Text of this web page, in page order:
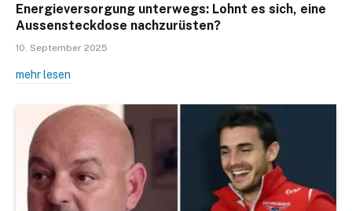
Energieversorgung unterwegs: Lohnt es sich, eine
Aussensteckdose nachzurüsten?
10. September 2025
mehr lesen